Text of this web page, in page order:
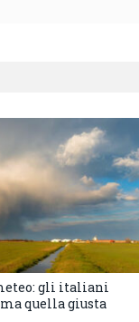
gli italiani
quella giusta